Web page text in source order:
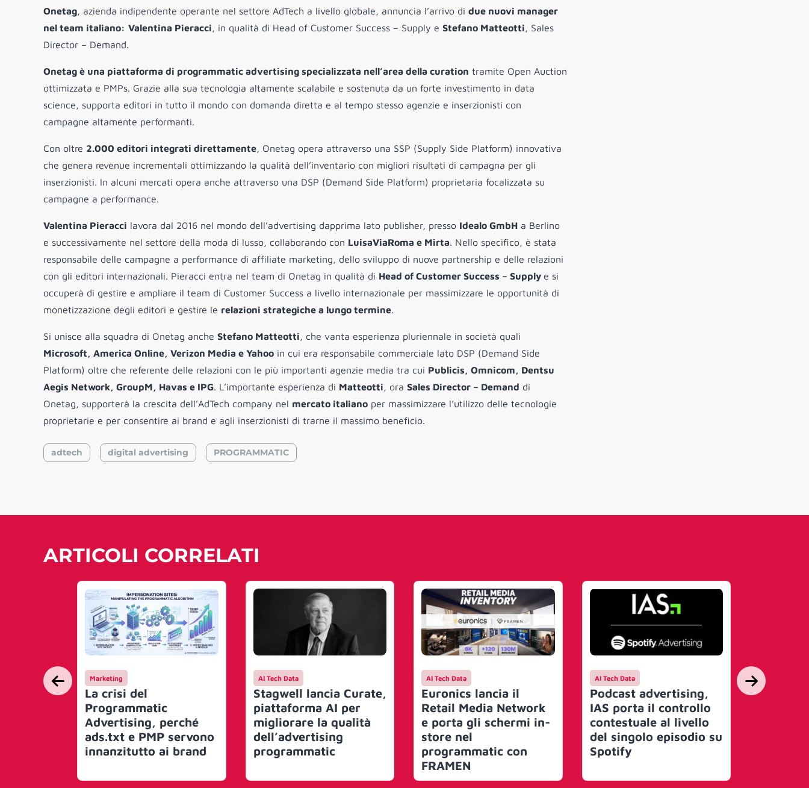
Onetag, azienda indipendente operante nel settore AdTech a livello globale, annuncia l’arrivo di due nuovi manager
nel team italiano: Valentina Pieracci, in qualità di Head of Customer Success – Supply e Stefano Matteotti, Sales
Director – Demand.
Onetag è una piattaforma di programmatic advertising specializzata nell’area della curation tramite Open Auction
ottimizzata e PMPs. Grazie alla sua tecnologia altamente scalabile e sostenuta da un forte investimento in data
science, supporta editori in tutto il mondo con domanda diretta e al tempo stesso agenzie e inserzionisti con
campagne altamente performanti.
Con oltre 2.000 editori integrati direttamente, Onetag opera attraverso una SSP (Supply Side Platform) innovativa
che genera revenue incrementali ottimizzando la qualità dell’inventario con migliori risultati di campagna per gli
inserzionisti. In alcuni mercati opera anche attraverso una DSP (Demand Side Platform) proprietaria focalizzata su
campagne a performance.
Valentina Pieracci lavora dal 2016 nel mondo dell’advertising dapprima lato publisher, presso Idealo GmbH a Berlino
e successivamente nel settore della moda di lusso, collaborando con LuisaViaRoma e Mirta. Nello specifico, è stata
responsabile delle campagne a performance di affiliate marketing, dello sviluppo di nuove partnership e delle relazioni
con gli editori internazionali. Pieracci entra nel team di Onetag in qualità di Head of Customer Success – Supply e si
occuperà di gestire e ampliare il team di Customer Success a livello internazionale per massimizzare le opportunità di
monetizzazione degli editori e gestire le relazioni strategiche a lungo termine.
Si unisce alla squadra di Onetag anche Stefano Matteotti, che vanta esperienza pluriennale in società quali
Microsoft, America Online, Verizon Media e Yahoo in cui era responsabile commerciale lato DSP (Demand Side
Platform) oltre che referente delle relazioni con le più importanti agenzie media tra cui Publicis, Omnicom, Dentsu
Aegis Network, GroupM, Havas e IPG. L’importante esperienza di Matteotti, ora Sales Director – Demand di
Onetag, supporterà la crescita dell’AdTech company nel mercato italiano per massimizzare l’utilizzo delle tecnologie
proprietarie e per consentire ai brand e agli inserzionisti di trarne il massimo beneficio.
adtech digital advertising PROGRAMMATIC
ARTICOLI CORRELATI
Marketing
La crisi del
Programmatic
Advertising, perché
ads.txt e PMP servono
innanzitutto ai brand
AI Tech Data
Stagwell lancia Curate,
piattaforma AI per
migliorare la qualità
dell’advertising
programmatic
AI Tech Data
Euronics lancia il
Retail Media Network
e porta gli schermi in-
store nel
programmatic con
FRAMEN
AI Tech Data
Podcast advertising,
IAS porta il controllo
contestuale al livello
del singolo episodio su
Spotify
AI Tech Data
Nasce il